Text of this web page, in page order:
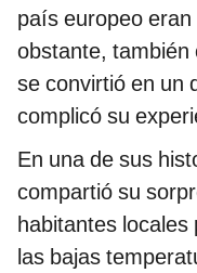
país europeo
obstante, también
se convirtió en un
complicó su
En una de sus
compartió su
habitantes
las bajas